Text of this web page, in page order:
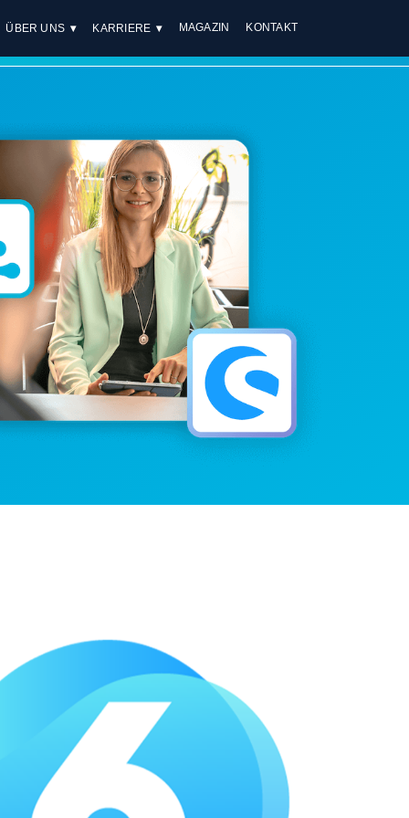
ÜBER UNS KARRIERE MAGAZIN KONTAKT